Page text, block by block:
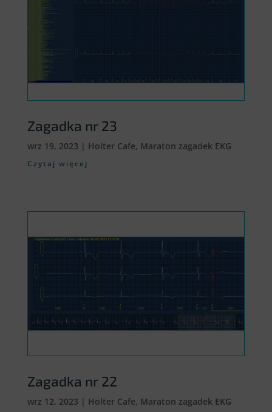
Zagadka nr 23
wrz 19, 2023 | Holter Cafe, Maraton zagadek EKG
Czytaj więcej
Zagadka nr 22
wrz 12, 2023 | Holter Cafe, Maraton zagadek EKG